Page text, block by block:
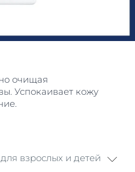
очищая
Успокаивает кожу
взрослых и детей